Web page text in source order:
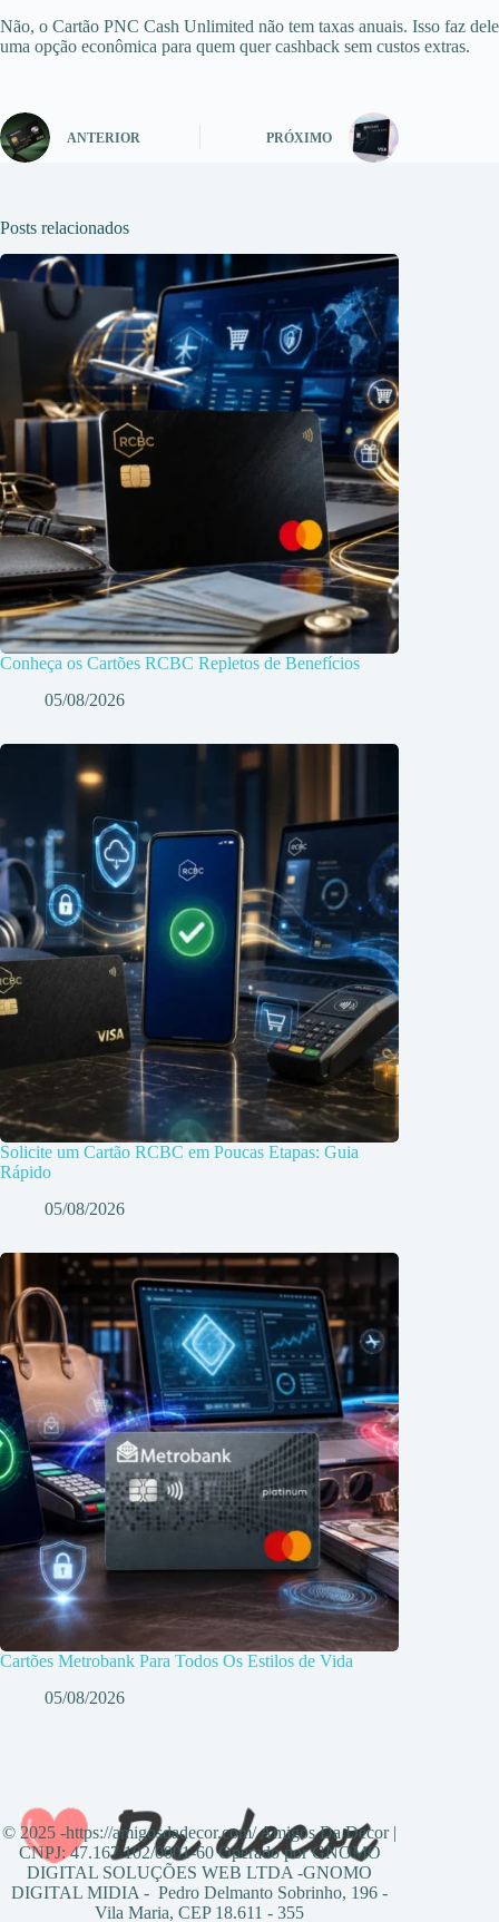
Não, o Cartão PNC Cash Unlimited não tem taxas anuais. Isso faz dele
uma opção econômica para quem quer cashback sem custos extras.
ANTERIOR PRÓXIMO
Posts relacionados
Conheça os Cartões RCBC Repletos de Benefícios
05/08/2026
Solicite um Cartão RCBC em Poucas Etapas: Guia
Rápido
05/08/2026
Cartões Metrobank Para Todos Os Estilos de Vida
05/08/2026
© 2025 -https://amigosdadecor.com/ Amigos Da Decor |
CNPJ: 47.167.102/0001-60 Operado por GNOMO
DIGITAL SOLUÇÕES WEB LTDA -GNOMO
DIGITAL MIDIA - Pedro Delmanto Sobrinho, 196 -
Vila Maria, CEP 18.611 - 355